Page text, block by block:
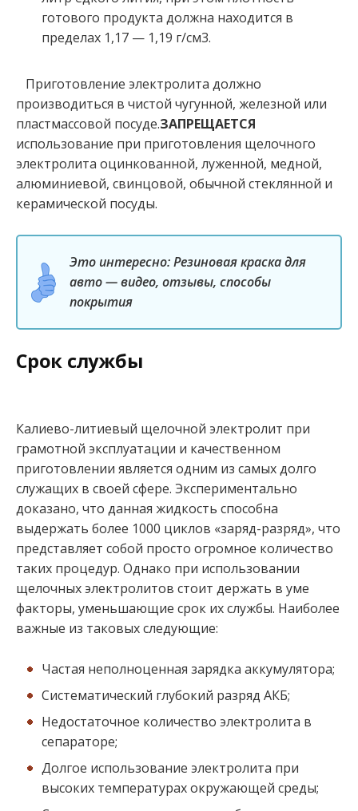
готового продукта должна находится в
пределах 1,17 — 1,19 г/см3.
Приготовление электролита должно
производиться в чистой чугунной, железной или
пластмассовой посуде.ЗАПРЕЩАЕТСЯ
использование при приготовления щелочного
электролита оцинкованной, луженной, медной,
алюминиевой, свинцовой, обычной стеклянной и
керамической посуды.
Это интересно: Резиновая краска для
авто — видео, отзывы, способы
покрытия
Срок службы
Калиево-литиевый щелочной электролит при
грамотной эксплуатации и качественном
приготовлении является одним из самых долго
служащих в своей сфере. Экспериментально
доказано, что данная жидкость способна
выдержать более 1000 циклов «заряд-разряд», что
представляет собой просто огромное количество
таких процедур. Однако при использовании
щелочных электролитов стоит держать в уме
факторы, уменьшающие срок их службы. Наиболее
важные из таковых следующие:
Частая неполноценная зарядка аккумулятора;
Систематический глубокий разряд АКБ;
Недостаточное количество электролита в
сепараторе;
Долгое использование электролита при
высоких температурах окружающей среды;